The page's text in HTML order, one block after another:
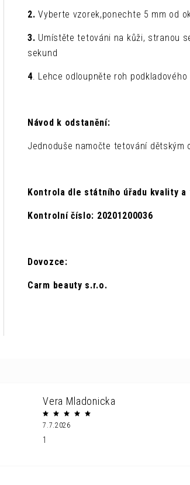
2. Vyberte vzorek,ponechte 5 mm od
3. Umístěte tetováni na kůži, stranou
sekund
4. Lehce odloupněte roh
Návod k odstanění:
Jednoduše namočte tetování dětským
Kontrola dle státního úřadu kvality
Kontrolní číslo: 20201200036
Dovozce:
Carm beauty s.r.o.
Vera Mladonicka
7.7.2026
1